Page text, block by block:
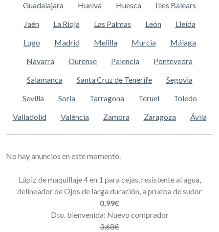
Guadalajara
Huelva Huesca
Illes Balears
Jaén
La Rioja Las Palmas León
Lleida
Lugo
Madrid Melilla Murcia
Málaga
Navarra
Ourense Palencia
Pontevedra
Salamanca
Santa Cruz de Tenerife
Segovia
Sevilla
Soria Tarragona Teruel
Toledo
Valladolid
València Zamora Zaragoza Ávila
No hay anuncios en este momento.
Lápiz de maquillaje 4 en 1 para cejas, resistente al agua,
delineador de Ojos de larga duración, a prueba de sudor
0,99€
Dto. bienvenida: Nuevo comprador
3,68€